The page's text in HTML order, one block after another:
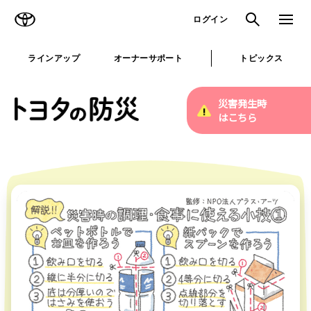
ログイン 検索 メニュ
ラインアップ オーナーサポート トピックス
災害発生時
はこちら